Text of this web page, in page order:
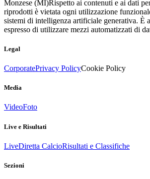
Monzese (MI)Rispetto ai contenuti e ai dati
riprodotti è vietata ogni utilizzazione
sistemi di intelligenza artificiale generativa. È
espresso di utilizzare mezzi automatizzati di
Legal
CorporatePrivacy PolicyCookie Policy
Media
VideoFoto
Live e Risultati
LiveDiretta CalcioRisultati e Classifiche
Sezioni